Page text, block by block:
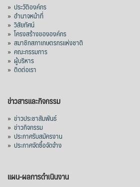
» ประวัติองค์กร
» อำนาจหน้าที่
» วิสัยทัศน์
» โครงสร้างขององค์กร
» สมาชิกสภาเกษตรกรแห่งชาติ
» คณะกรรมการ
» ผู้บริหาร
» ติดต่อเรา
ข่าวสารและกิจกรรม
» ข่าวประชาสัมพันธ์
» ข่าวกิจกรรม
» ประกาศรับสมัครงาน
» ประกาศจัดซื้อจัดจ้าง
แผน-ผลการดำเนินงาน